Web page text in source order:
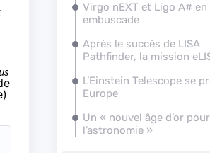
Virgo nEXT et Ligo A# en
embuscade
Après le succès de LISA
Pathfinder, la mission
L’Einstein Telescope se
Europe
Un « nouvel âge d’or pour
l’astronomie »